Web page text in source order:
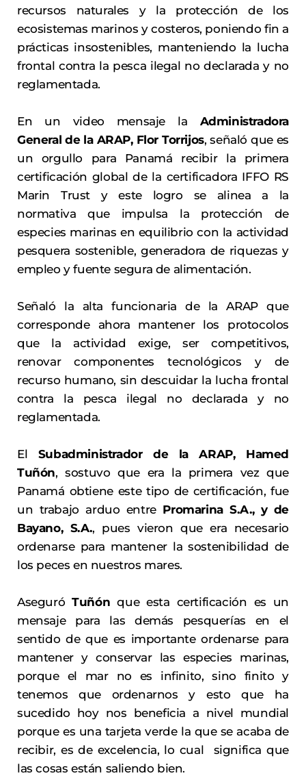
recursos naturales y la protección de los
ecosistemas marinos y costeros, poniendo fin a
prácticas insostenibles, manteniendo la lucha
frontal contra la pesca ilegal no declarada y no
reglamentada.
En un video mensaje la Administradora
General de la ARAP, Flor Torrijos, señaló que es
un orgullo para Panamá recibir la primera
certificación global de la certificadora IFFO RS
Marin Trust y este logro se alinea a la
normativa que impulsa la protección de
especies marinas en equilibrio con la actividad
pesquera sostenible, generadora de riquezas y
empleo y fuente segura de alimentación.
Señaló la alta funcionaria de la ARAP que
corresponde ahora mantener los protocolos
que la actividad exige, ser competitivos,
renovar componentes tecnológicos y de
recurso humano, sin descuidar la lucha frontal
contra la pesca ilegal no declarada y no
reglamentada.
El Subadministrador de la ARAP, Hamed
Tuñón, sostuvo que era la primera vez que
Panamá obtiene este tipo de certificación, fue
un trabajo arduo entre Promarina S.A., y de
Bayano, S.A., pues vieron que era necesario
ordenarse para mantener la sostenibilidad de
los peces en nuestros mares.
AseguróTuñón que esta certificación es un
mensaje para las demás pesquerías en el
sentido de que es importante ordenarse para
mantener y conservar las especies marinas,
porque el mar no es infinito, sino finito y
tenemos que ordenarnos y esto que ha
sucedido hoy nos beneficia a nivel mundial
porque es una tarjeta verde la que se acaba de
recibir, es de excelencia, lo cual significa que
las cosas están saliendo bien.